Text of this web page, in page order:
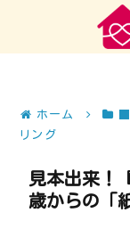
ホーム
リング
見本出来！
歳からの「